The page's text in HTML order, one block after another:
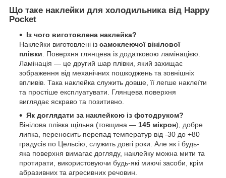
Що таке наклейки для холодильника від Happy
Pocket
Із чого виготовлена наклейка?
Наклейки виготовлені із самоклеючої вінілової
плівки . Поверхня глянцева із додатковою ламінацією.
Ламінація — це другий шар плівки, який захищає
зображення від механічних пошкоджень та зовнішніх
впливів. Така наклейка служить довше, її легше наклеїти
та простіше експлуатувати. Глянцева поверхня
виглядає яскраво та позитивно.
Як доглядати за наклейкою із фотодруком?
Вінілова плівка щільна (товщина — 145 мікрон), добре
липка, переносить перепад температур від -30 до +80
градусів по Цельсію, служить довгі роки. Але як і будь-
яка поверхня вимагає догляду, наклейку можна мити та
протирати, використовуючи будь-які миючі засоби, крім
абразивних та агресивних речовин.